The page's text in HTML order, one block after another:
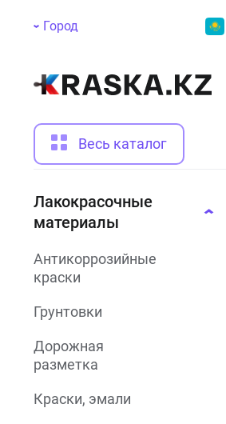
Город
Весь каталог
Лакокрасочные
материалы
Антикоррозийные
краски
Грунтовки
Дорожная
разметка
Краски, эмали